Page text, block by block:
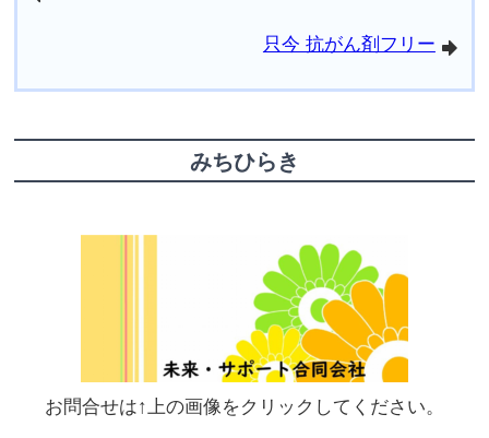
arrowright
只今 抗がん剤フリー
みちひらき
お問合せは↑上の画像をクリックしてください。